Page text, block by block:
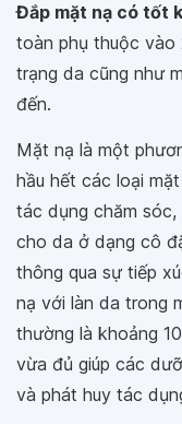
Đắp mặt nạ có tốt
toàn phụ thuộc vào
trạng da cũng như
đến.
Mặt nạ là một
hầu hết các loại
tác dụng chăm sóc,
cho da ở dạng cô
thông qua sự tiếp
nạ với làn da trong
thường là khoảng
vừa đủ giúp các
và phát huy tác